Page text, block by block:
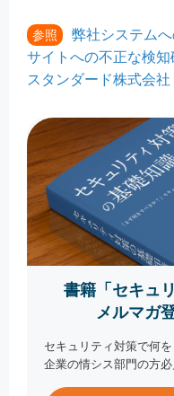
参照
弊社システム
サイトへの不正な検
スタンダード株式会社
書籍「セキュ
メルマガ
セキュリティ対策で何
企業の情シス部門の方必